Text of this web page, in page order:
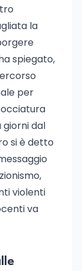
la
spiegato,
per
dal
si è detto
violenti
va